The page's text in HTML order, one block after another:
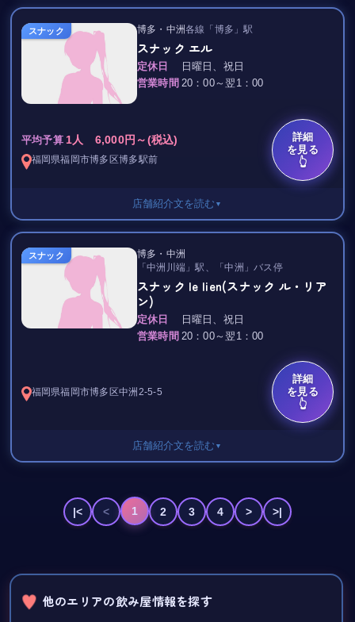
“ゴルフVIP ROOM”のご用意もあり、
ラグジュアリーな気分を
楽しめるとお約束いたします☆
ぜひ一度お越しくださいませ。
こちらのページはサイト運営用のテストページです。
実在しない店舗ですのでご了承ください。
スナック 博多・中洲各線「博多」駅
スナック エル
定休日
日曜日、祝日
営業時間 20：00～翌1：00
平均予算 1人 6,000円～(税込)
福岡県福岡市博多区博多駅前
詳細
を見る
👆
店舗紹介文を読む ▼
セット料金 6,000円/1H
ボトルキープ 6,000円～
TAX 10％
こちらのページはサイト運営用のテストページです。
実在しない店舗ですのでご了承ください。
スナック
博多・中洲
「中洲川端」駅、「中洲」バス停
スナック le lien(スナック ル・リア
ン)
定休日
日曜日、祝日
営業時間 20：00～翌1：00
福岡県福岡市博多区中洲2-5-5
詳細
を見る
👆
店舗紹介文を読む ▼
|< < 1 2 3 4 > >|
他のエリアの飲み屋情報を探す